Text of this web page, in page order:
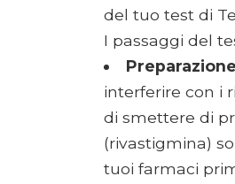
del tuo test di
I passaggi del
interferire con i
di smettere di
(rivastigmina)
tuoi farmaci